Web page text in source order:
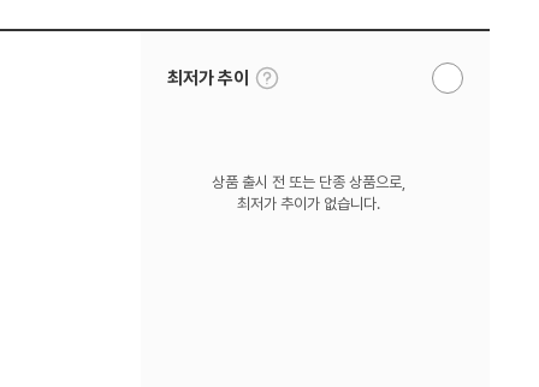
최저가 추이
툴
팁
알
상품 출시 전 또는 단종 상품으로,
최저가 추이가 없습니다.